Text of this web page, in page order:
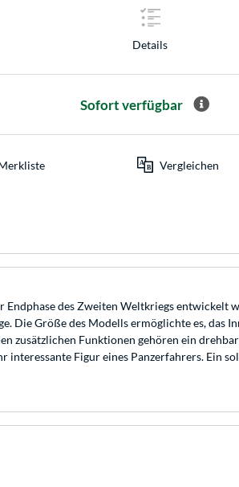
Details
Sofort verfügbar
Vergleichen
des Zweiten Weltkriegs entwickelt
Die Größe des Modells ermöglichte es, das
zusätzlichen Funktionen gehören ein
interessante Figur eines Panzerfahrers. Ein